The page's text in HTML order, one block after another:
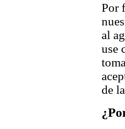
Por
al
use
de